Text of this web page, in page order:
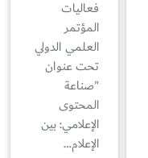
فعاليات
المؤتمر
العلمي الدولي
تحت عنوان
"صناعة
المحتوى
الإعلامي: بين
الإعلام…